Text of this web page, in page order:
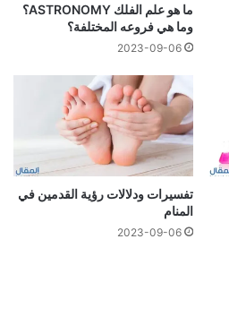
ما هو علم الفلك ASTRONOMY؟
وما هي فروعه المختلفة؟
2023-09-06
تفسيرات ودلالات رؤية القدمين في
المنام
2023-09-06